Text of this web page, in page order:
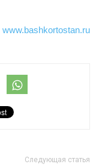
www.bashkortostan.ru
Следующая статья